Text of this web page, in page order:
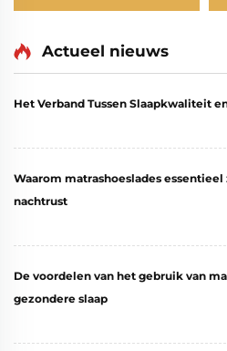
Pocket Matrasbekleding
Actueel nieuws
Het Verband Tussen Slaapkwaliteit
Waarom matrashoeslades
nachtrust
De voordelen van het gebruik van
gezondere slaap